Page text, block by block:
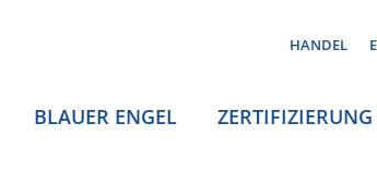
HANDEL
BLAUER ENGEL ZERTIFIZIERUNG